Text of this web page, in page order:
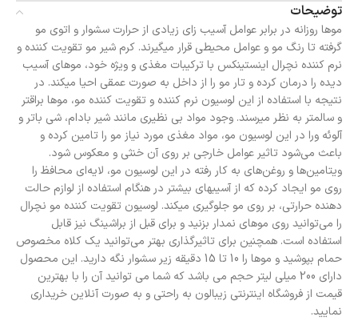
توضیحات
موها روزانه در برابر عوامل آسیب زای زیادی از حرارت سشوار و اتوی مو
گرفته تا رنگ مو و عوامل محیطی قرار می‎گیرند. کرم شیر مو تقویت کننده و
نرم کننده نچرال اینستینکس با ترکیبات مغذی و ویژه خود، موهای آسیب
دیده را درمان کرده و تار مو را از داخل به صورت عمقی احیا می‎کند. در
نتیجه با استفاده از این لوسیون نرم کننده و تقویت کننده مو، موها براق‎تر
و سالم‎تر به نظر می‎رسند. وجود مواد بی نظیری مانند شیر بادام، شی باتر و
آلوئه ورا در این لوسیون مو، مواد مغذی مورد نیاز مو را تامین کرده و
باعث می‌شود تاثیر عوامل خارجی بر روی آن خنثی و معکوس شود.
ویتامین‌ها و روغن‌های به کار رفته در این لوسیون مو، لایه‌ای محافظ را
روی مو ایجاد کرده که از آسیب‎های بیشتر در هنگام استفاده از لوازم حالت
دهنده حرارتی، بر روی مو جلوگیری می‎کند. لوسیون تقویت کننده مو نچرال
را می‌توانید روی موهای نمدار بزنید و برای قبل از براشینگ نیز قابل
استفاده است. همچنین برای تاثیرگذاری بهتر می‌توانید یک کلاه مخصوص
حمام بپوشید و موها را 10 تا 15 دقیقه زیر سشوار نگه دارید. این محصول
دارای 200 میلی لیتر حجم می باشد که شما می توانید آن را با بهترین
قیمت از فروشگاه اینترنتی زیبالون به راحتی و به صورت آنلاین خریداری
نمایید.